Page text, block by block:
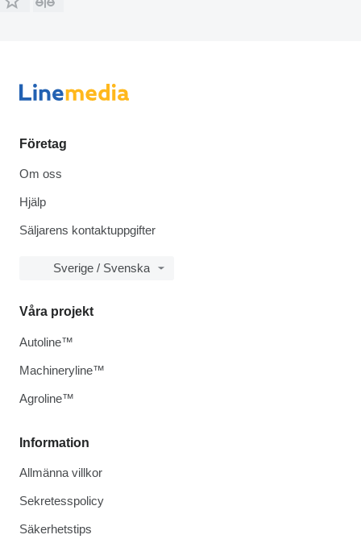
Företag
Om oss
Hjälp
Säljarens kontaktuppgifter
Sverige / Svenska
Information
Allmänna villkor
Sekretesspolicy
Säkerhetstips
Våra projekt
Autoline™
Machineryline™
Agroline™